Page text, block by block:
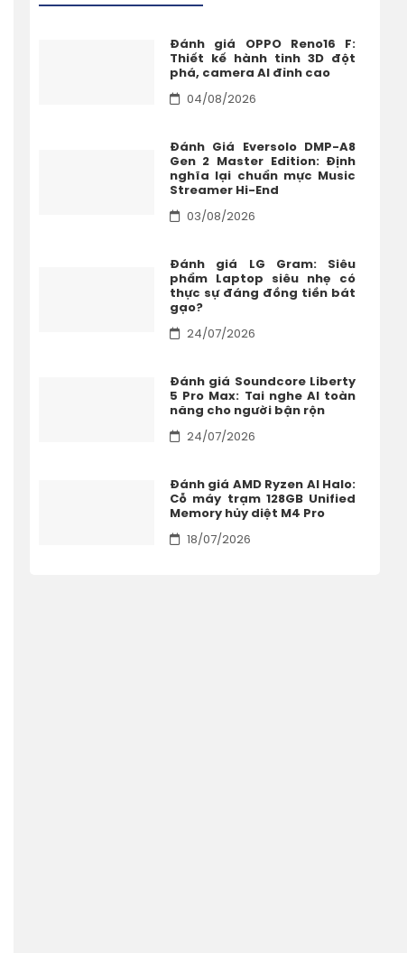
Đánh giá OPPO Reno16 F:
Thiết kế hành tinh 3D đột
phá, camera AI đỉnh cao
04/08/2026
Đánh Giá Eversolo DMP-A8
Gen 2 Master Edition: Định
nghĩa lại chuẩn mực Music
Streamer Hi-End
03/08/2026
Đánh giá LG Gram: Siêu
phẩm Laptop siêu nhẹ có
thực sự đáng đồng tiền bát
gạo?
24/07/2026
Đánh giá Soundcore Liberty
5 Pro Max: Tai nghe AI toàn
năng cho người bận rộn
24/07/2026
Đánh giá AMD Ryzen AI Halo:
Cỗ máy trạm 128GB Unified
Memory hủy diệt M4 Pro
18/07/2026